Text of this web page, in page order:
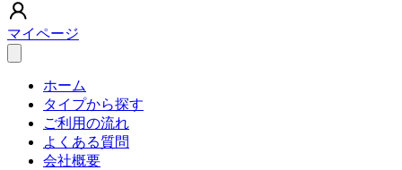
マイページ
ホーム
タイプから探す
ご利用の流れ
よくある質問
会社概要